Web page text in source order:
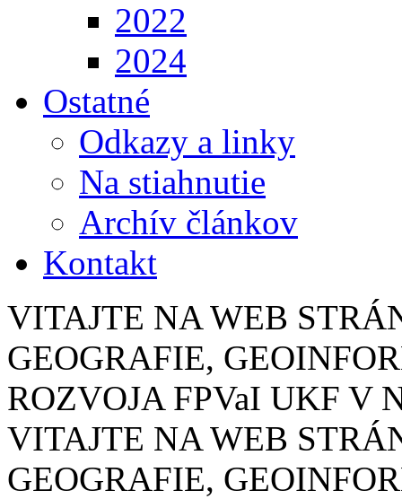
2022
2024
Ostatné
Odkazy a linky
Na stiahnutie
Archív článkov
Kontakt
VITAJTE NA WEB
GEOGRAFIE,
ROZVOJA FPVaI UKF V
VITAJTE NA WEB
GEOGRAFIE,